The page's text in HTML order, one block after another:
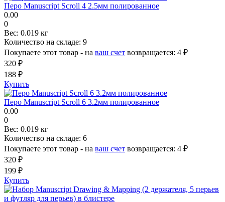
Перо Manuscript Scroll 4 2.5мм полированное
0.00
0
Вес: 0.019 кг
Количество на складе: 9
Покупаете этот товар - на ваш счет возвращается: 4 ₽
320 ₽
188 ₽
Купить
Перо Manuscript Scroll 6 3.2мм полированное
0.00
0
Вес: 0.019 кг
Количество на складе: 6
Покупаете этот товар - на ваш счет возвращается: 4 ₽
320 ₽
199 ₽
Купить